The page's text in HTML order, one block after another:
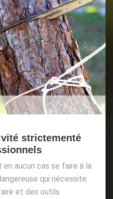
strictementé
en aucun cas se faire à la
qui nécessite
et des outils